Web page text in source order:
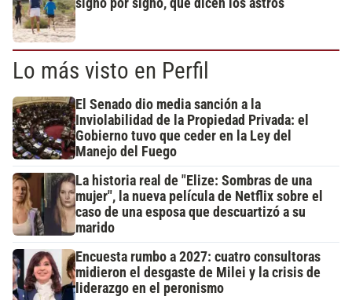
Lo más visto en Perfil
El Senado dio media sanción a la
Inviolabilidad de la Propiedad Privada: el
Gobierno tuvo que ceder en la Ley del
Manejo del Fuego
La historia real de "Elize: Sombras de una
mujer", la nueva película de Netflix sobre el
caso de una esposa que descuartizó a su
marido
Encuesta rumbo a 2027: cuatro consultoras
midieron el desgaste de Milei y la crisis de
liderazgo en el peronismo